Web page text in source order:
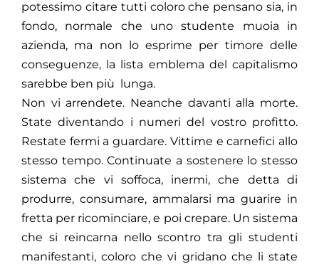
potessimo citare tutti coloro che pensano sia, in
fondo, normale che uno studente muoia in
azienda, ma non lo esprime per timore delle
conseguenze, la lista emblema del capitalismo
sarebbe ben più lunga.
Non vi arrendete. Neanche davanti alla morte.
State diventando i numeri del vostro profitto.
Restate fermi a guardare. Vittime e carnefici allo
stesso tempo. Continuate a sostenere lo stesso
sistema che vi soffoca, inermi, che detta di
produrre, consumare, ammalarsi ma guarire in
fretta per ricominciare, e poi crepare. Un sistema
che si reincarna nello scontro tra gli studenti
manifestanti, coloro che vi gridano che li state